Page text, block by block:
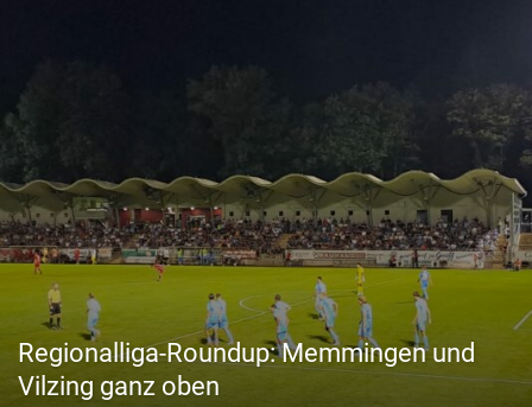
Regionalliga-Roundup: Memmingen und
Vilzing ganz oben